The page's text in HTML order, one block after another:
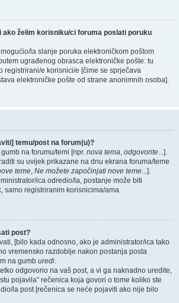
želim korisniku/ci foruma poslati poruku
la slanje poruka elektroničkom poštom
ugrađenog obrasca elektroničke pošte: tu
registrirani/e korisnici/e [čime se sprječava
elektroničke pošte od strane anonimnih osoba].
temu/post na forum(u)?
na forumu/temi [npr. nova tema, odgovorite...].
su uvijek prikazane na dnu ekrana foruma/teme
teme, Ne možete započinjati nove teme...].
ica odredio/la, postanje može biti
samo registriranim korisnicima/ama.
post?
[bilo kada odnosno, ako je administrator/ica tako
vremensko razdoblje nakon postanja posta
na gumb uredi.
odgovorio na vaš post, a vi ga naknadno uredite,
pojavila” rečenica koja govori o tome koliko ste
la post [rečenica se neće pojaviti ako nije bilo